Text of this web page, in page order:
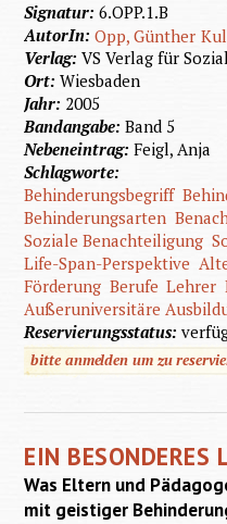
Signatur:6.OPP.1.B
AutorIn:Opp, Günther
Verlag:VS Verlag für
Ort:Wiesbaden
Jahr: 2005
Bandangabe:Band 5
Nebeneintrag:Feigl, Anja
Schlagworte:
Behinderungsbegriff
Behinderungsarten
Soziale Benachteiligung
Life-Span-Perspektive
Förderung Berufe Lehrer
Außeruniversitäre
Reservierungsstatus:
bitte anmelden um zu
EIN BESONDERES
Was Eltern und
mit geistiger